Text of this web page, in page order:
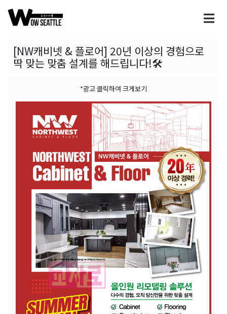
[NW캐비넷 & 플로어] 20년 이상의 경험으로
딱 맞는 맞춤 설계를 해드립니다!🛠️
*광고 클릭하여 크게보기